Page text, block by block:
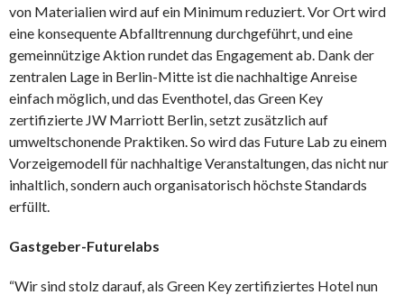
von Materialien wird auf ein Minimum reduziert. Vor Ort wird
eine konsequente Abfalltrennung durchgeführt, und eine
gemeinnützige Aktion rundet das Engagement ab. Dank der
zentralen Lage in Berlin-Mitte ist die nachhaltige Anreise
einfach möglich, und das Eventhotel, das Green Key
zertifizierte JW Marriott Berlin, setzt zusätzlich auf
umweltschonende Praktiken. So wird das Future Lab zu einem
Vorzeigemodell für nachhaltige Veranstaltungen, das nicht nur
inhaltlich, sondern auch organisatorisch höchste Standards
erfüllt.
Gastgeber-Futurelabs
“Wir sind stolz darauf, als Green Key zertifiziertes Hotel nun